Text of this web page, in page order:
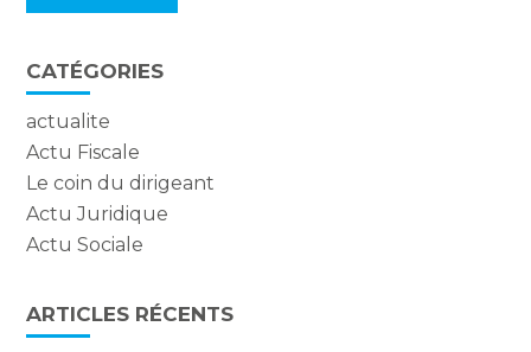
CATÉGORIES
actualite
Actu Fiscale
Le coin du dirigeant
Actu Juridique
Actu Sociale
ARTICLES RÉCENTS